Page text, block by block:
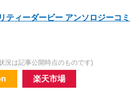
ティーダービー アンソロジーコ
況は記事公開時点のものです)
楽天市場